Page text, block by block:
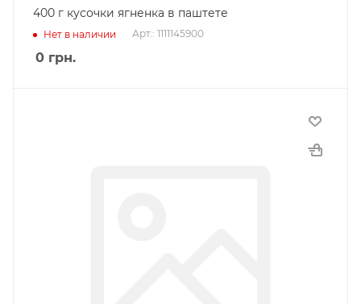
400 г кусочки ягненка в паштете
Нет в наличии Арт.: 1111145900
0 грн.